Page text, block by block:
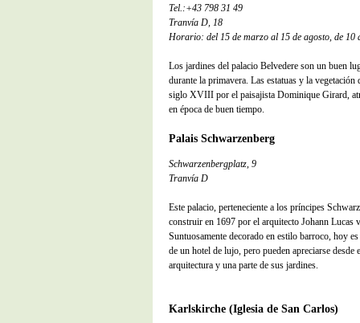
Tel.:+43 798 31 49
Tranvía D, 18
Horario: del 15 de marzo al 15 de agosto, de 10
Los jardines del palacio Belvedere son un buen
durante la primavera. Las estatuas y la vegetación
siglo XVIII por el paisajista Dominique Girard,
en época de buen tiempo.
Palais Schwarzenberg
Schwarzenbergplatz, 9
Tranvía D
Este palacio, perteneciente a los príncipes
construir en 1697 por el arquitecto Johann Lucas
Suntuosamente decorado en estilo barroco, hoy
de un hotel de lujo, pero pueden apreciarse desde
arquitectura y una parte de sus jardines.
Karlskirche (Iglesia de San Carlos)